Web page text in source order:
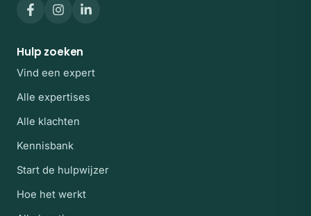
Hulp zoeken
Vind een expert
Alle expertises
Alle klachten
Kennisbank
Start de hulpwijzer
Hoe het werkt